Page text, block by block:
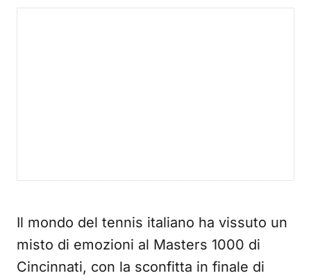
Il mondo del tennis italiano ha vissuto un
misto di emozioni al Masters 1000 di
Cincinnati, con la sconfitta in finale di